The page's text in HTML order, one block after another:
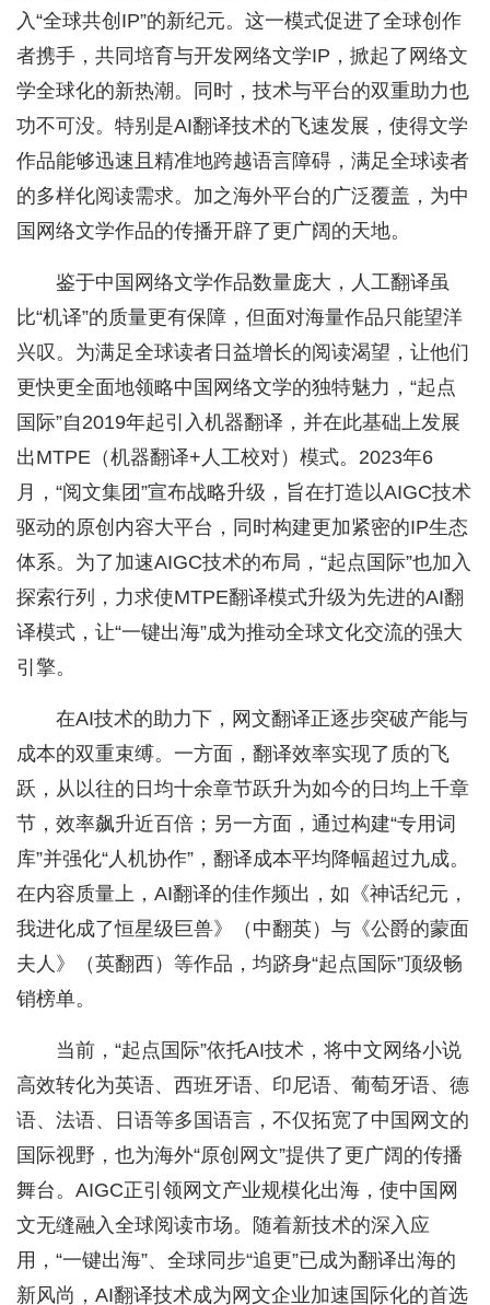
入“全球共创IP”的新纪元。这一模式促进了全球创作
者携手，共同培育与开发网络文学IP，掀起了网络文
学全球化的新热潮。同时，技术与平台的双重助力也
功不可没。特别是AI翻译技术的飞速发展，使得文学
作品能够迅速且精准地跨越语言障碍，满足全球读者
的多样化阅读需求。加之海外平台的广泛覆盖，为中
国网络文学作品的传播开辟了更广阔的天地。
鉴于中国网络文学作品数量庞大，人工翻译虽
比“机译”的质量更有保障，但面对海量作品只能望洋
兴叹。为满足全球读者日益增长的阅读渴望，让他们
更快更全面地领略中国网络文学的独特魅力，“起点
国际”自2019年起引入机器翻译，并在此基础上发展
出MTPE（机器翻译+人工校对）模式。2023年6
月，“阅文集团”宣布战略升级，旨在打造以AIGC技术
驱动的原创内容大平台，同时构建更加紧密的IP生态
体系。为了加速AIGC技术的布局，“起点国际”也加入
探索行列，力求使MTPE翻译模式升级为先进的AI翻
译模式，让“一键出海”成为推动全球文化交流的强大
引擎。
在AI技术的助力下，网文翻译正逐步突破产能与
成本的双重束缚。一方面，翻译效率实现了质的飞
跃，从以往的日均十余章节跃升为如今的日均上千章
节，效率飙升近百倍；另一方面，通过构建“专用词
库”并强化“人机协作”，翻译成本平均降幅超过九成。
在内容质量上，AI翻译的佳作频出，如《神话纪元，
我进化成了恒星级巨兽》（中翻英）与《公爵的蒙面
夫人》（英翻西）等作品，均跻身“起点国际”顶级畅
销榜单。
当前，“起点国际”依托AI技术，将中文网络小说
高效转化为英语、西班牙语、印尼语、葡萄牙语、德
语、法语、日语等多国语言，不仅拓宽了中国网文的
国际视野，也为海外“原创网文”提供了更广阔的传播
舞台。AIGC正引领网文产业规模化出海，使中国网
文无缝融入全球阅读市场。随着新技术的深入应
用，“一键出海”、全球同步“追更”已成为翻译出海的
新风尚，AI翻译技术成为网文企业加速国际化的首选